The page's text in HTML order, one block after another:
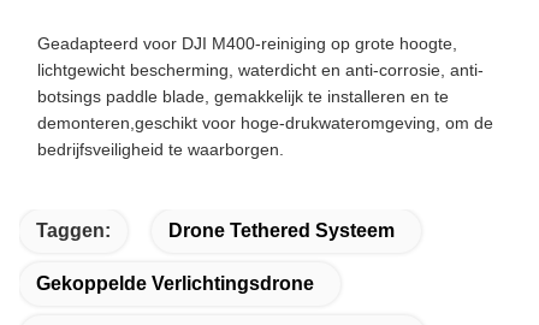
Geadapteerd voor DJI M400-reiniging op grote hoogte,
lichtgewicht bescherming, waterdicht en anti-corrosie, anti-
botsings paddle blade, gemakkelijk te installeren en te
demonteren,geschikt voor hoge-drukwateromgeving, om de
bedrijfsveiligheid te waarborgen.
Taggen: Drone Tethered Systeem
Gekoppelde Verlichtingsdrone